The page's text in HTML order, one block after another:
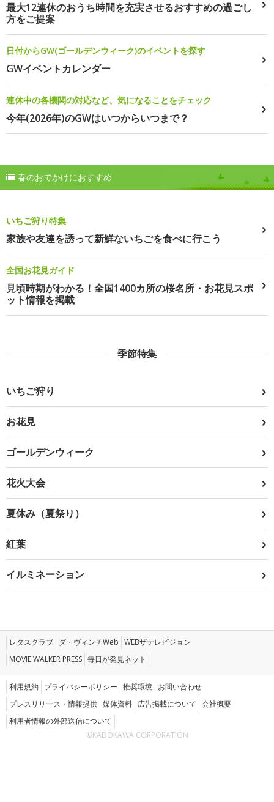
最大12連休のおうち時間を充実させるおすすめの過ごし
方をご提案
日付からGW(ゴールデンウィーク)のイベントを探す
GWイベントカレンダー
連休中の各機関の対応など、気になることをチェック
今年(2026年)のGWはいつからいつまで？
春のおでかけにおすすめ
いちご狩り特集
家族や友達を誘って新鮮ないちごを食べに行こう
全国お花見ガイド
見頃時期がわかる！全国1400カ所の桜名所・お花見スポ
ット情報を掲載
季節特集
いちご狩り
お花見
ゴールデンウィーク
花火大会
夏休み（夏祭り）
紅葉
イルミネーション
レタスクラブ ダ・ヴィンチWeb WEBザテレビジョン
MOVIE WALKER PRESS 毎日が発見ネット
利用規約 プライバシーポリシー 推奨環境 お問い合わせ
プレスリリース・情報提供 媒体資料 広告掲載について 会社概要
利用者情報の外部送信について
©KADOKAWA CORPORATION